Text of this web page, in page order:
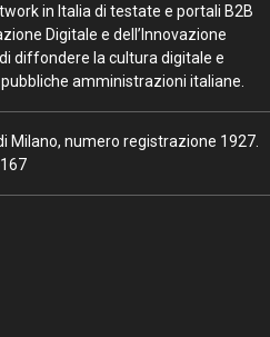
in Italia di testate e portali B2B
Digitale e dell’Innovazione
diffondere la cultura digitale e
amministrazioni italiane.
Milano, numero registrazione 1927.